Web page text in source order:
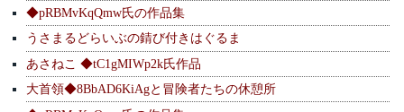
◆pRBMvKqQmw氏の作品集
うさまるどらいぶの錆び付きはぐるま
あさねこ ◆tC1gMIWp2k氏作品
大首領◆8BbAD6KiAgと冒険者たちの休憩所